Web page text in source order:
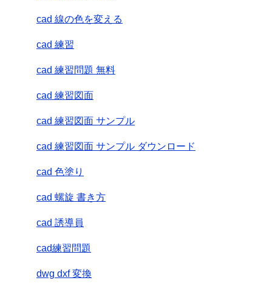
cad 線の色を変える
cad 練習
cad 練習問題 無料
cad 練習図面
cad 練習図面 サンプル
cad 練習図面 サンプル ダウンロード
cad 色塗り
cad 螺旋 書き方
cad 誘導員
cad練習問題
dwg dxf 変換